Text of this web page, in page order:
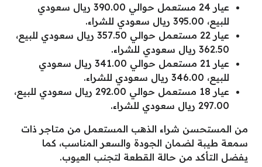
عيار 24 مستعمل حوالي 390.00 ريال سعودي
للبيع، 395.00 ريال سعودي للشراء.
عيار 22 مستعمل حوالي 357.50 ريال سعودي للبيع،
362.50 ريال سعودي للشراء.
عيار 21 مستعمل حوالي 341.00 ريال سعودي
للبيع، 346.00 ريال سعودي للشراء.
عيار 18 مستعمل حوالي 292.00 ريال سعودي للبيع،
297.00 ريال سعودي للشراء.
من المستحسن شراء الذهب المستعمل من متاجر ذات
سمعة طيبة لضمان الجودة والسعر المناسب، كما
يفضل التأكد من حالة القطعة لتجنب العيوب.